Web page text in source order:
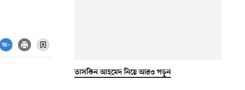
তাসকিন আহমেদ নিয়ে আরও পড়ুন